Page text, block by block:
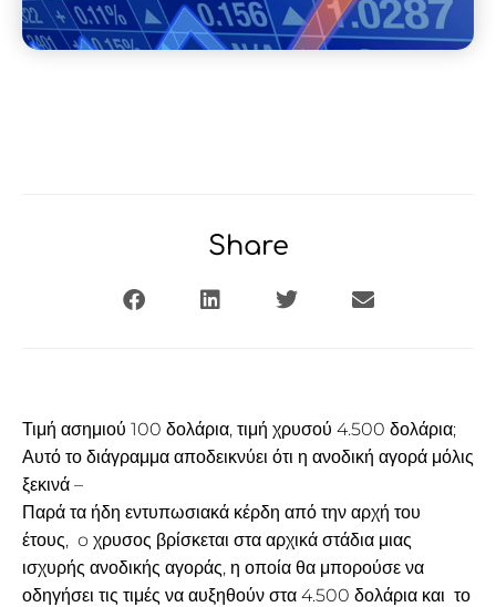
Share
Τιμή ασημιού 100 δολάρια, τιμή χρυσού 4.500 δολάρια;
Αυτό το διάγραμμα αποδεικνύει ότι η ανοδική αγορά μόλις
ξεκινά –
Παρά τα ήδη εντυπωσιακά κέρδη από την αρχή του
έτους, o χρυσος βρίσκεται στα αρχικά στάδια μιας
ισχυρής ανοδικής αγοράς, η οποία θα μπορούσε να
οδηγήσει τις τιμές να αυξηθούν στα 4.500 δολάρια και το